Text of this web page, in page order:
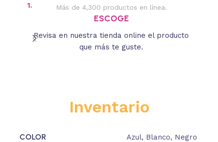
1. Más de 4,300 productos en línea.
ESCOGE
Revisa en nuestra tienda online el producto
que más te guste.
Inventario
COLOR Azul, Blanco, Negro